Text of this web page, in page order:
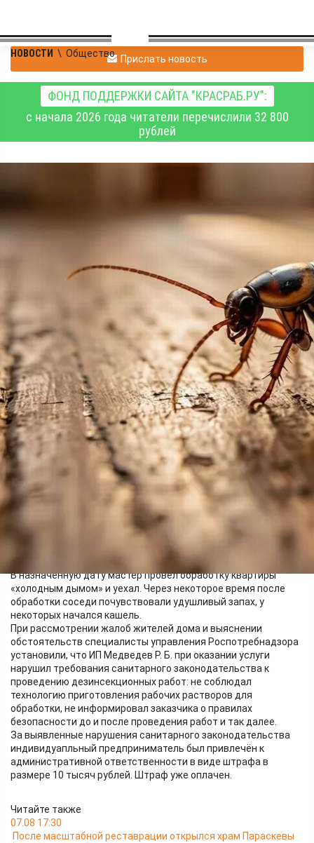
НОВОСТИ \ Общество Прислать новость
ФОНД ПОДДЕРЖКИ САЙТА "КРАСРАБ.РУ":
с начала 2026 года читатели перечислили 32 800
рублей
Зеленогорский
предприниматель
заплатил штраф за
неправильное
уничтожение тараканов
Общество
03.06.2026 08:30331
Изображение создано нейросетью
В Зеленогорске хозяйка одной из квартир многоквартирного
дома на улице Бортникова решила провести обработку от
тараканов. С исполнителем работ она связалась по номеру
В назначенную дату мастер провёл обработку квартиры
«холодным дымом» и уехал. Через некоторое время после
обработки соседи почувствовали удушливый запах, у
некоторых начался кашель.
При рассмотрении жалоб жителей дома и выяснении
обстоятельств специалисты управления Роспотребнадзора
установили, что ИП Медведев Р. Б. при оказании услуги
нарушил требования санитарного законодательства к
проведению дезинсекционных работ: не соблюдал
технологию приготовления рабочих растворов для
обработки, не информировал заказчика о правилах
безопасности до и после проведения работ и так далее.
За выявленные нарушения санитарного законодательства
индивидуапльный предприниматель был привлечён к
административной ответственности в виде штрафа в
размере 10 тысяч рублей. Штраф уже оплачен.
Читайте также
07.08 17:30
После масштабной реставрации открылся храм Параскевы